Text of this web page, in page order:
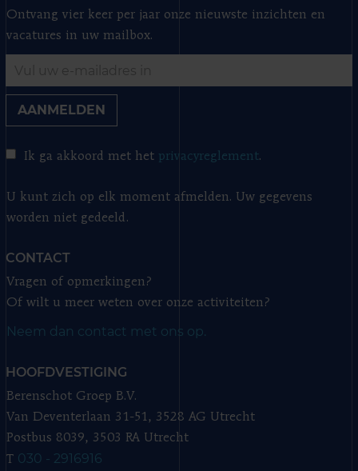
Ontvang vier keer per jaar onze nieuwste inzichten en
vacatures in uw mailbox.
AANMELDEN
Ik ga akkoord met het privacyreglement.
U kunt zich op elk moment afmelden. Uw gegevens
worden niet gedeeld.
CONTACT
Vragen of opmerkingen?
Of wilt u meer weten over onze activiteiten?
Neem dan contact met ons op.
HOOFDVESTIGING
Berenschot Groep B.V.
Van Deventerlaan 31-51, 3528 AG Utrecht
Postbus 8039, 3503 RA Utrecht
T 030 - 2916916